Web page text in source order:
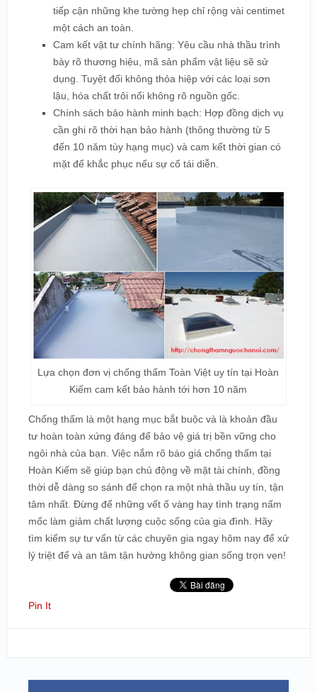
tiếp cận những khe tường hẹp chỉ rộng vài centimet
một cách an toàn.
Cam kết vật tư chính hãng: Yêu cầu nhà thầu trình
bày rõ thương hiệu, mã sản phẩm vật liệu sẽ sử
dụng. Tuyệt đối không thỏa hiệp với các loại sơn
lậu, hóa chất trôi nổi không rõ nguồn gốc.
Chính sách bảo hành minh bạch: Hợp đồng dịch vụ
cần ghi rõ thời hạn bảo hành (thông thường từ 5
đến 10 năm tùy hạng mục) và cam kết thời gian có
mặt để khắc phục nếu sự cố tái diễn.
Lựa chọn đơn vị chống thấm Toàn Việt uy tín tại Hoàn
Kiếm cam kết bảo hành tới hơn 10 năm
Chống thấm là một hạng mục bắt buộc và là khoản đầu
tư hoàn toàn xứng đáng để bảo vệ giá trị bền vững cho
ngôi nhà của bạn. Việc nắm rõ báo giá chống thấm tại
Hoàn Kiếm sẽ giúp bạn chủ động về mặt tài chính, đồng
thời dễ dàng so sánh để chọn ra một nhà thầu uy tín, tận
tâm nhất. Đừng để những vết ố vàng hay tình trạng nấm
mốc làm giảm chất lượng cuộc sống của gia đình. Hãy
tìm kiếm sự tư vấn từ các chuyên gia ngay hôm nay để xử
lý triệt để và an tâm tận hưởng không gian sống trọn vẹn!
Pin It